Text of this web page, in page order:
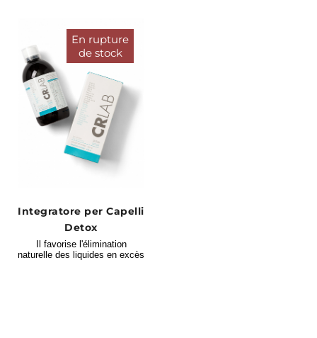
En rupture
de stock
Integratore per Capelli
Detox
Il favorise l'élimination
naturelle des liquides en excès